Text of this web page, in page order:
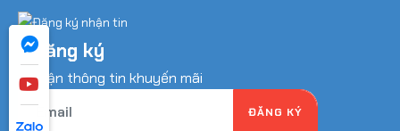
Đăng ký
nhận thông tin khuyến mãi
ĐĂNG KÝ